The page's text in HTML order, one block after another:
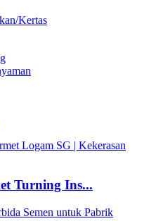
Kertas
Turning Ins...